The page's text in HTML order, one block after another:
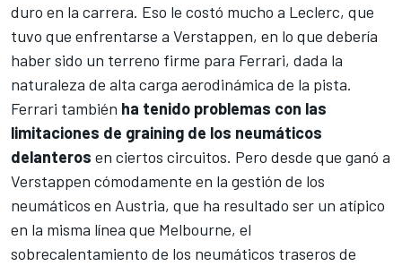
duro en la carrera. Eso le costó mucho a Leclerc, que
tuvo que enfrentarse a Verstappen, en lo que debería
haber sido un terreno firme para Ferrari, dada la
naturaleza de alta carga aerodinámica de la pista.
Ferrari también ha tenido problemas con las
limitaciones de graining de los neumáticos
delanteros en ciertos circuitos. Pero desde que ganó a
Verstappen cómodamente en la gestión de los
neumáticos en Austria, que ha resultado ser un atípico
en la misma línea que Melbourne, el
sobrecalentamiento de los neumáticos traseros de